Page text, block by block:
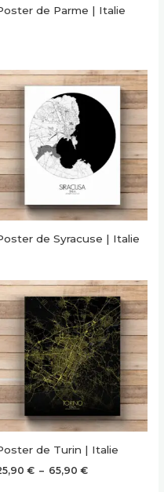
de Parme | Italie
de Syracuse | Italie
de Turin | Italie
€ – 65,90 €Plage